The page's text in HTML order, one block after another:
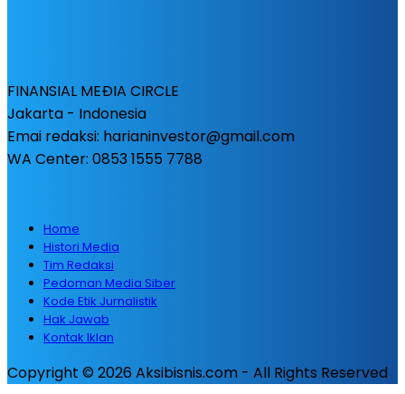
FINANSIAL MEÐIA CIRCLE
Jakarta - Indonesia
Emai redaksi: harianinvestor@gmail.com
WA Center: 0853 1555 7788
Home
Histori Media
Tim Redaksi
Pedoman Media Siber
Kode Etik Jurnalistik
Hak Jawab
Kontak Iklan
Copyright © 2026 Aksibisnis.com - All Rights Reserved